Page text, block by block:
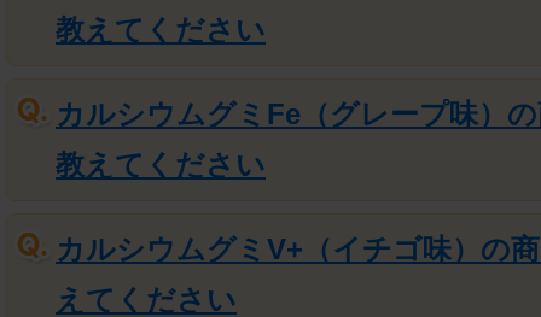
教えてください
カルシウムグミFe（グレープ味）
教えてください
カルシウムグミV+（イチゴ味）の
えてください